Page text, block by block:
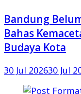
Bandung
Bahas
Budaya Kota
30 Jul 202630 Jul